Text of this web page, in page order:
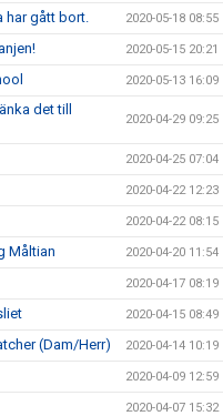
har gått bort. 2020-05-18 08:55
2020-05-15 20:21
2020-05-13 16:09
det till
2020-04-29 09:25
2020-04-25 07:04
2020-04-22 12:23
2020-04-22 08:15
Måltian 2020-04-20 11:54
2020-04-17 08:19
2020-04-15 08:49
(Dam/Herr) 2020-04-14 10:19
2020-04-09 12:59
2020-04-07 15:32